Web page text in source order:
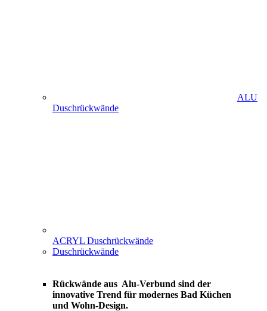
ALU
Duschrückwände
ACRYL Duschrückwände
Duschrückwände
Rückwände aus Alu-Verbund sind der
innovative Trend für modernes Bad Küchen
und Wohn-Design.